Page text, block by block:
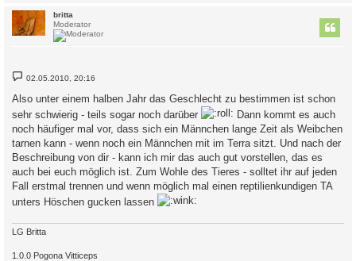
britta
Moderator
B
e
t
r
g
02.05.2010, 20:16
Also unter einem halben Jahr das Geschlecht zu bestimmen ist schon
sehr schwierig - teils sogar noch darüber
Dann kommt es auch
noch häufiger mal vor, dass sich ein Männchen lange Zeit als Weibchen
tarnen kann - wenn noch ein Männchen mit im Terra sitzt. Und nach der
Beschreibung von dir - kann ich mir das auch gut vorstellen, das es
auch bei euch möglich ist. Zum Wohle des Tieres - solltet ihr auf jeden
Fall erstmal trennen und wenn möglich mal einen reptilienkundigen TA
unters Höschen gucken lassen
LG Britta
1.0.0 Pogona Vitticeps